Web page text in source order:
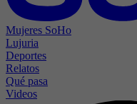
Mujeres SoHo
Lujuria
Deportes
Relatos
Qué pasa
Videos